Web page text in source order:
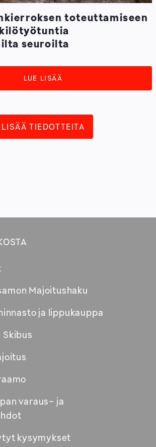
toteuttamiseen
seuroilta
LUE LISÄÄ
LISÄÄ TIEDOTTEITA
Majoitushaku
ikkunaan
ja lippukauppa
Skibus
varaus- ja
kysymykset